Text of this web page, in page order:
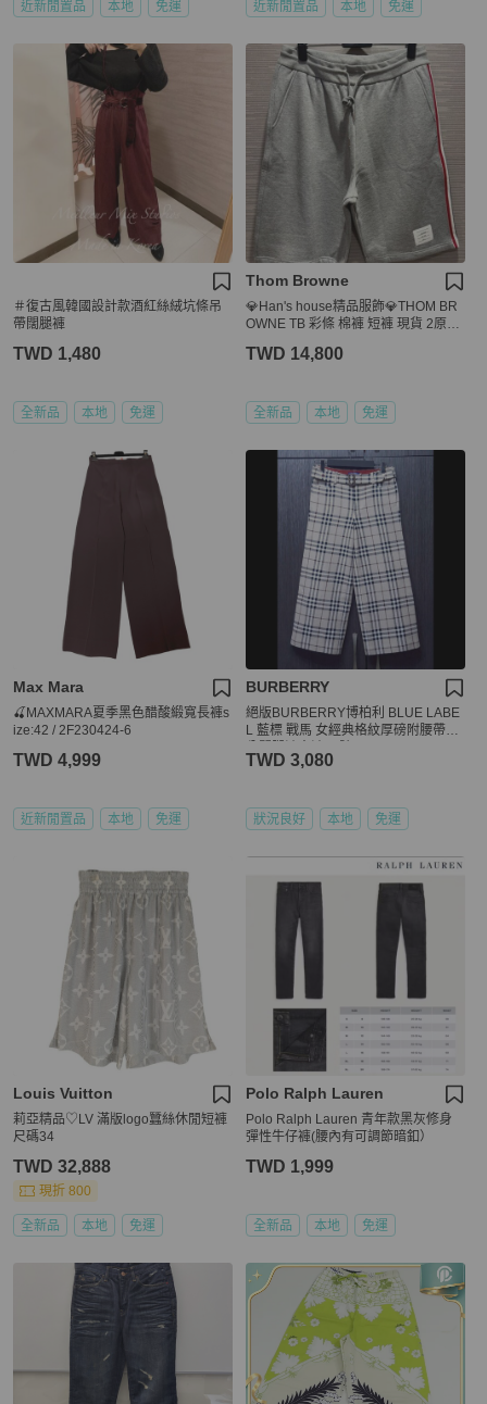
近新閒置品 本地 免運 近新閒置品 本地 免運
＃復古風韓國設計款酒紅絲絨坑條吊
帶闊腿褲
TWD 1,480
全新品 本地 免運
Thom Browne
💎Han's house精品服飾💎THOM BR
OWNE TB 彩條 棉褲 短褲 現貨 2原價
TWD 14,800
全新品 本地 免運
Max Mara
🍒MAXMARA夏季黑色醋酸緞寬長褲s
ize:42 / 2F230424-6
TWD 4,999
近新閒置品 本地 免運
BURBERRY
絕版BURBERRY博柏利 BLUE LABE
L 藍標 戰馬 女經典格紋厚磅附腰帶八
TWD 3,080
狀況良好 本地 免運
Louis Vuitton
莉亞精品♡LV 滿版logo蠶絲休閒短褲
尺碼34
TWD 32,888
現折 800
全新品 本地 免運
Polo Ralph Lauren
Polo Ralph Lauren 青年款黑灰修身
彈性牛仔褲(腰內有可調節暗釦）
TWD 1,999
全新品 本地 免運